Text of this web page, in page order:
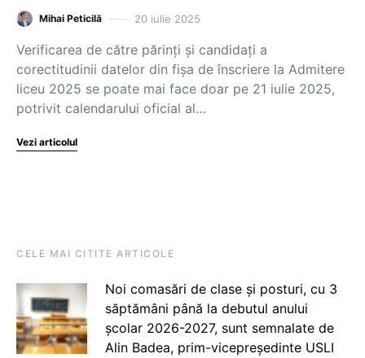
Mihai Peticilă 20 iulie 2025
Verificarea de către părinți și candidați a
corectitudinii datelor din fișa de înscriere la Admitere
liceu 2025 se poate mai face doar pe 21 iulie 2025,
potrivit calendarului oficial al…
Vezi articolul
CELE MAI CITITE ARTICOLE
Noi comasări de clase și posturi, cu 3
săptămâni până la debutul anului
școlar 2026-2027, sunt semnalate de
Alin Badea, prim-vicepreședinte USLI